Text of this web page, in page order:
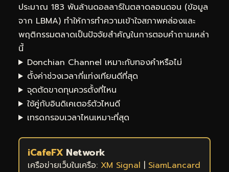
ประมาณ 183 พันล้านดอลลาร์ในตลาดลอนดอน (ข้อมูล
จาก LBMA) ทำให้การทำความเข้าใจสภาพคล่องและ
พฤติกรรมตลาดเป็นปัจจัยสำคัญในการตอบคำถามเหล่า
นี้
Donchian Channel เหมาะกับทองคำหรือไม่
ตั้งค่าช่วงเวลากี่แท่งเทียนดีที่สุด
จุดตัดขาดทุนควรตั้งที่ไหน
ใช้คู่กับอินดิเคเตอร์ตัวไหนดี
เทรดกรอบเวลาไหนเหมาะที่สุด
iCafeFX Network
เครือข่ายเว็บในเครือ: XM Signal | SiamLancard